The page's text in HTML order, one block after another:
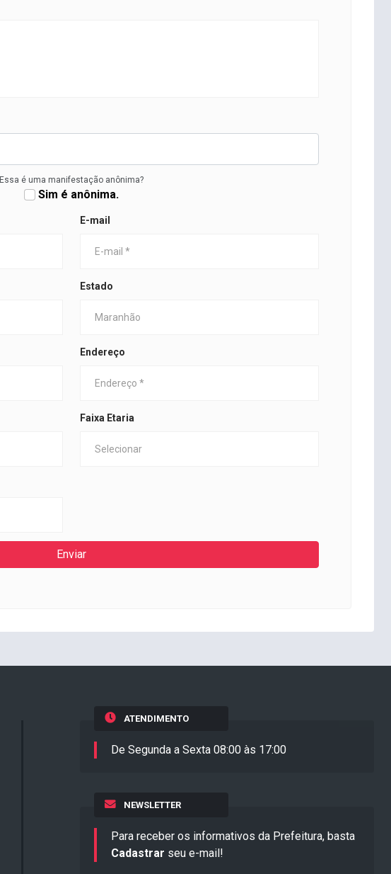
Essa é uma manifestação anônima?
Sim é anônima.
E-mail
Estado
Endereço
Faixa Etaria
Enviar
ATENDIMENTO
De Segunda a Sexta 08:00 às 17:00
NEWSLETTER
Para receber os informativos da Prefeitura, basta
Cadastrar seu e-mail!